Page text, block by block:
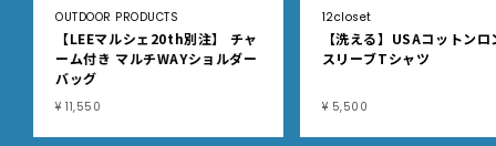
OUTDOOR PRODUCTS
【LEEマルシェ20th別注】 チャ
ーム付き マルチWAYショルダー
バッグ
¥ 11,550
12closet
【洗える】USAコットンロ
スリーブTシャツ
¥ 5,500